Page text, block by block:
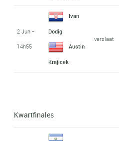
2 Jun -
14h55
Ivan
Dodig
Austin
Krajicek
verslaat
Kwartfinales